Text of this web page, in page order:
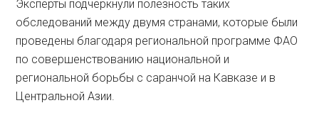
Эксперты подчеркнули полезность таких
обследований между двумя странами, которые были
проведены благодаря региональной программе ФАО
по совершенствованию национальной и
региональной борьбы с саранчой на Кавказе и в
Центральной Азии.